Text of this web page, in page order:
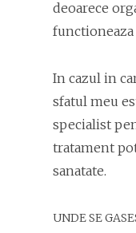
deoarece
In cazul in
sfatul meu
specialist
tratament
sanatate.
UNDE SE